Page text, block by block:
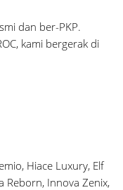
dan ber-PKP.
kami bergerak di
Hiace Luxury, Elf
Reborn, Innova Zenix,